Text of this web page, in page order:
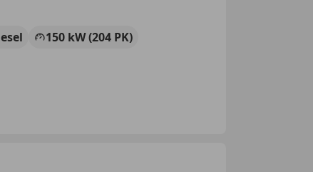
150 kW (204 PK)